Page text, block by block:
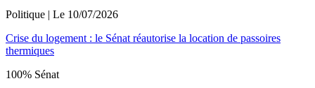
Politique | Le 10/07/2026
Crise du logement : le Sénat réautorise la location de passoires
thermiques
100% Sénat